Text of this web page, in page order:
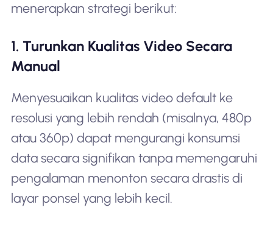
menerapkan strategi berikut:
1. Turunkan Kualitas Video Secara
Manual
Menyesuaikan kualitas video default ke
resolusi yang lebih rendah (misalnya, 480p
atau 360p) dapat mengurangi konsumsi
data secara signifikan tanpa memengaruhi
pengalaman menonton secara drastis di
layar ponsel yang lebih kecil.